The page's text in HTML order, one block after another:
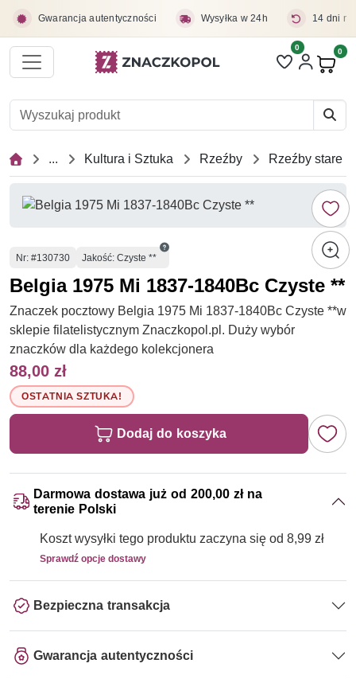
Gwarancja autentyczności Wysyłka w 24h 14 dni
Liczba pozycji
0 0
... Kultura i Sztuka Rzeźby Rzeźby stare
Numer
Nr: #130730 Jakość: Czyste **
Belgia 1975 Mi 1837-1840Bc Czyste **
Znaczek pocztowy Belgia 1975 Mi 1837-1840Bc Czyste **w
sklepie filatelistycznym Znaczkopol.pl. Duży wybór
znaczków dla każdego kolekcjonera
88,00 zł
OSTATNIA SZTUKA!
Dodaj do koszyka
Darmowa dostawa już od 200,00 zł na
terenie Polski
Koszt wysyłki tego produktu zaczyna się od 8,99 zł
Sprawdź opcje dostawy
Bezpieczna transakcja
Gwarancja autentyczności